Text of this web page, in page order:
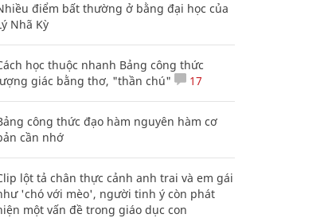
điểm bất thường ở bằng đại học của
Nhã Kỳ
học thuộc nhanh Bảng công thức
giác bằng thơ, "thần chú"
17
công thức đạo hàm nguyên hàm cơ
cần nhớ
lột tả chân thực cảnh anh trai và em gái
'chó với mèo', người tinh ý còn phát
một vấn đề trong giáo dục con